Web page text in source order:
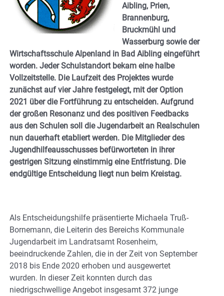
Aibling, Prien,
Brannenburg,
Bruckmühl und
Wasserburg sowie der
Wirtschaftsschule Alpenland in Bad Aibling eingeführt
worden. Jeder Schulstandort bekam eine halbe
Vollzeitstelle. Die Laufzeit des Projektes wurde
zunächst auf vier Jahre festgelegt, mit der Option
2021 über die Fortführung zu entscheiden. Aufgrund
der großen Resonanz und des positiven Feedbacks
aus den Schulen soll die Jugendarbeit an Realschulen
nun dauerhaft etabliert werden. Die Mitglieder des
Jugendhilfeausschusses befürworteten in ihrer
gestrigen Sitzung einstimmig eine Entfristung. Die
endgültige Entscheidung liegt nun beim Kreistag.
Als Entscheidungshilfe präsentierte Michaela Truß-
Bornemann, die Leiterin des Bereichs Kommunale
Jugendarbeit im Landratsamt Rosenheim,
beeindruckende Zahlen, die in der Zeit von September
2018 bis Ende 2020 erhoben und ausgewertet
wurden. In dieser Zeit konnten durch das
niedrigschwellige Angebot insgesamt 372 junge